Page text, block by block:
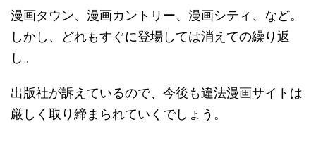
漫画タウン、漫画カントリー、漫画シティ、など。
しかし、どれもすぐに登場しては消えての繰り返
し。
出版社が訴えているので、今後も違法漫画サイトは
厳しく取り締まられていくでしょう。